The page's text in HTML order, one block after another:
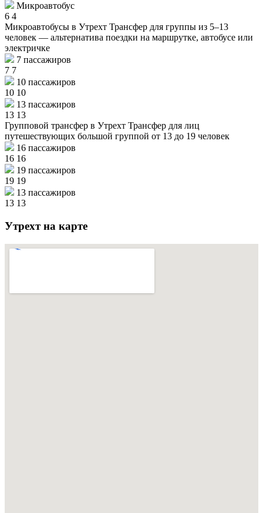
Микроавтобус
6 4
Микроавтобусы в Утрехт Трансфер для группы из 5–13
человек — альтернатива поездки на маршрутке, автобусе или
электричке
7 пассажиров
7 7
10 пассажиров
10 10
13 пассажиров
13 13
Групповой трансфер в Утрехт Трансфер для лиц
путешествующих большой группой от 13 до 19 человек
16 пассажиров
16 16
19 пассажиров
19 19
13 пассажиров
13 13
Утрехт на карте